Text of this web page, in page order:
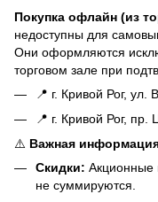
Покупка офлайн (из
недоступны для
Они оформляются
торговом зале при
📍 г. Кривой Рог, ул.
📍 г. Кривой Рог, пр.
⚠️ Важная
Скидки: Акционные
не суммируются.